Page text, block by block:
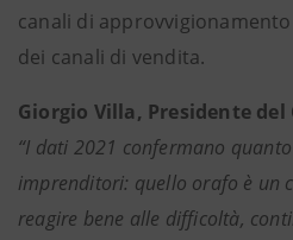
canali di
dei canali di vendita.
Giorgio Villa, Presidente
“I dati 2021 confermano
imprenditori: quello orafo è un
reagire bene alle difficoltà,